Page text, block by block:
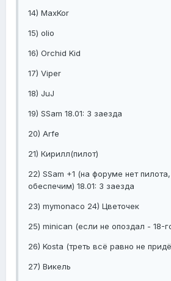
14) MaxKor
15) olio
16) Orchid Kid
17) Viper
18) JuJ
19) SSam 18.01: 3 заезда
20) Arfe
21) Кирилл(пилот)
22) SSam +1 (на форуме нет
обеспечим) 18.01: 3 заезда
23) mymonaco 24) Цветочек
25) minican (если не опоздал - 18-
26) Kosta (треть всё равно не
27) Викель